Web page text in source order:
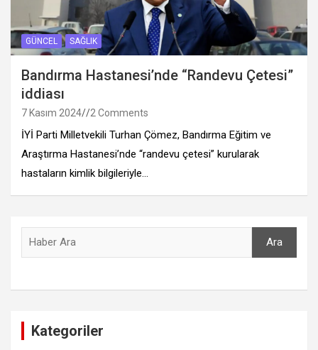
GÜNCEL SAĞLIK
Bandırma Hastanesi’nde “Randevu Çetesi”
iddiası
7 Kasım 2024 2 Comments
İYİ Parti Milletvekili Turhan Çömez, Bandırma Eğitim ve
Araştırma Hastanesi’nde “randevu çetesi” kurularak
hastaların kimlik bilgileriyle…
Ara
Kategoriler